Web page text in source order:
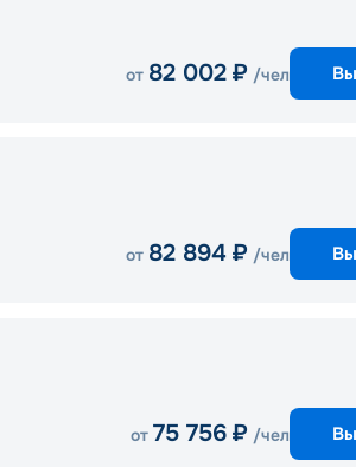
от 82 002 ₽ /чел
от 82 894 ₽ /чел
от 75 756 ₽ /чел